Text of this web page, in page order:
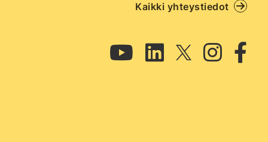
Kaikki yhteystiedot
Facebook
Instagram
Twitter
Linkedin